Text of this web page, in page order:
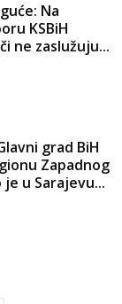
Na
KSBiH
ne zaslužuju...
grad BiH
Zapadnog
je u Sarajevu...